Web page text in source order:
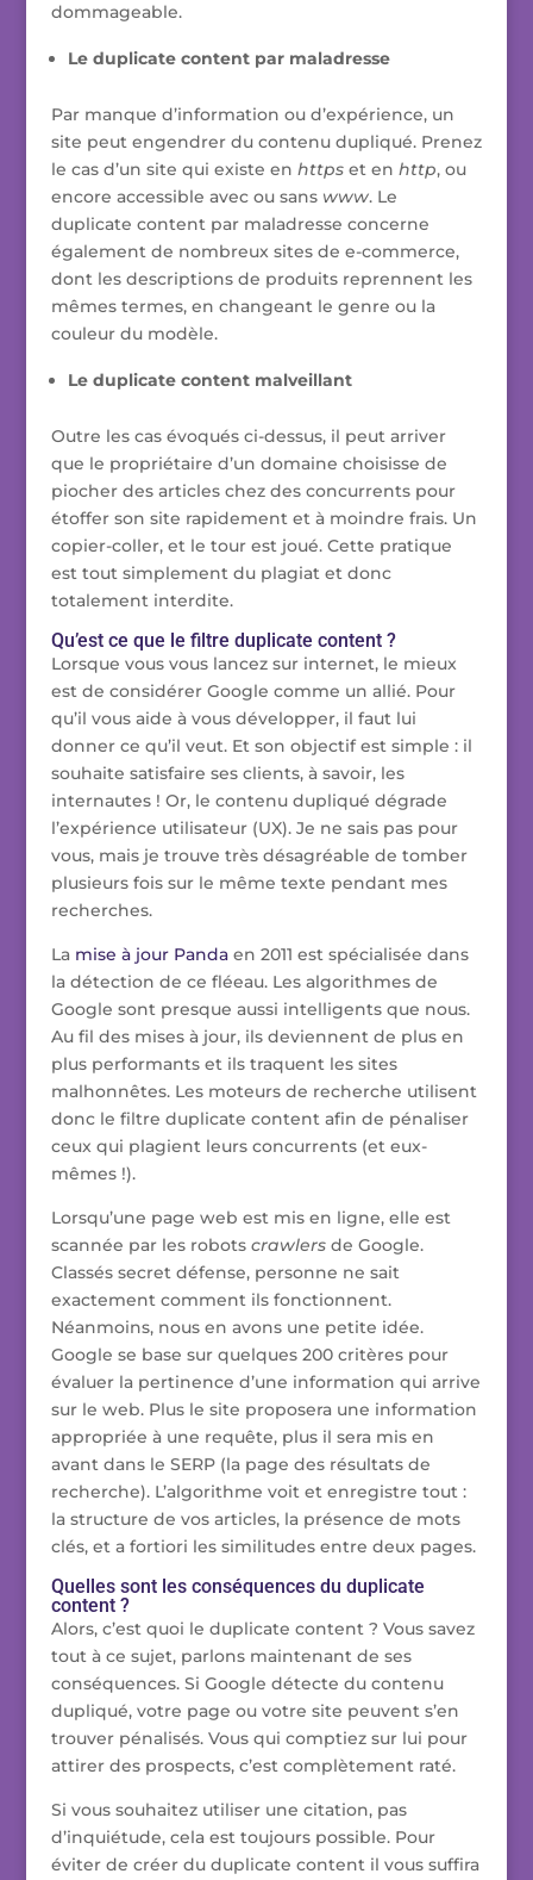
dommageable.
Le duplicate content par maladresse
Par manque d’information ou d’expérience, un
site peut engendrer du contenu dupliqué. Prenez
le cas d’un site qui existe en https et en http, ou
encore accessible avec ou sans www. Le
duplicate content par maladresse concerne
également de nombreux sites de e-commerce,
dont les descriptions de produits reprennent les
mêmes termes, en changeant le genre ou la
couleur du modèle.
Le duplicate content malveillant
Outre les cas évoqués ci-dessus, il peut arriver
que le propriétaire d’un domaine choisisse de
piocher des articles chez des concurrents pour
étoffer son site rapidement et à moindre frais. Un
copier-coller, et le tour est joué. Cette pratique
est tout simplement du plagiat et donc
totalement interdite.
Qu’est ce que le filtre duplicate content ?
Lorsque vous vous lancez sur internet, le mieux
est de considérer Google comme un allié. Pour
qu’il vous aide à vous développer, il faut lui
donner ce qu’il veut. Et son objectif est simple : il
souhaite satisfaire ses clients, à savoir, les
internautes ! Or, le contenu dupliqué dégrade
l’expérience utilisateur (UX). Je ne sais pas pour
vous, mais je trouve très désagréable de tomber
plusieurs fois sur le même texte pendant mes
recherches.
La mise à jour Pandaen 2011 est spécialisée dans
la détection de ce fléeau. Les algorithmes de
Google sont presque aussi intelligents que nous.
Au fil des mises à jour, ils deviennent de plus en
plus performants et ils traquent les sites
malhonnêtes. Les moteurs de recherche utilisent
donc le filtre duplicate content afin de pénaliser
ceux qui plagient leurs concurrents (et eux-
mêmes !).
Lorsqu’une page web est mis en ligne, elle est
scannée par les robots crawlers de Google.
Classés secret défense, personne ne sait
exactement comment ils fonctionnent.
Néanmoins, nous en avons une petite idée.
Google se base sur quelques 200 critères pour
évaluer la pertinence d’une information qui arrive
sur le web. Plus le site proposera une information
appropriée à une requête, plus il sera mis en
avant dans le SERP (la page des résultats de
recherche). L’algorithme voit et enregistre tout :
la structure de vos articles, la présence de mots
clés, et a fortiori les similitudes entre deux pages.
Quelles sont les conséquences du duplicate
content ?
Alors, c’est quoi le duplicate content ? Vous savez
tout à ce sujet, parlons maintenant de ses
conséquences. Si Google détecte du contenu
dupliqué, votre page ou votre site peuvent s’en
trouver pénalisés. Vous qui comptiez sur lui pour
attirer des prospects, c’est complètement raté.
Si vous souhaitez utiliser une citation, pas
d’inquiétude, cela est toujours possible. Pour
éviter de créer du duplicate content il vous suffira